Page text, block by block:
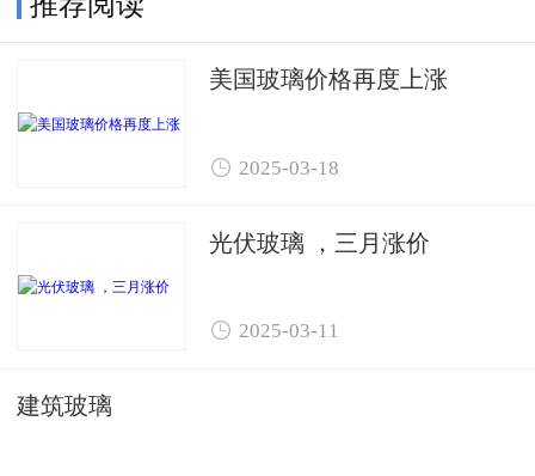
美国玻璃价格再度上涨
 2025-03-18
光伏玻璃 ，三月涨价
 2025-03-11
建筑玻璃